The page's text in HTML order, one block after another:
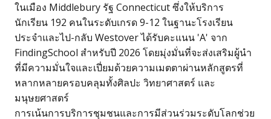
ในเมือง Middlebury รัฐ Connecticut ซึ่งให้บริการ
นักเรียน 192 คนในระดับเกรด 9-12 ในฐานะโรงเรียน
ประจำและไป-กลับ Westover ได้รับคะแนน 'A' จาก
FindingSchool สำหรับปี 2026 โดยมุ่งมั่นที่จะส่งเสริมผู้นำ
ที่มีความมั่นใจและเปี่ยมด้วยความเมตตาผ่านหลักสูตรที่
หลากหลายครอบคลุมทั้งศิลปะ วิทยาศาสตร์ และ
มนุษยศาสตร์
การเน้นการบริการชุมชนและการมีส่วนร่วมระดับโลกช่วย